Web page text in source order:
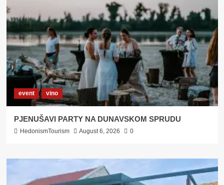
event vino
PJENUŠAVI PARTY NA DUNAVSKOM SPRUDU
HedonismTourism August 6, 2026 0